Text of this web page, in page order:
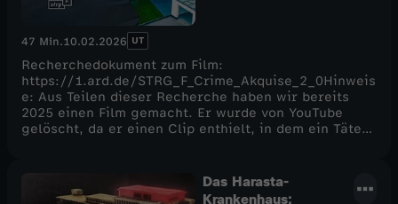
47 Min.10.02.2026 UT
Recherchedokument zum Film:
https://1.ard.de/STRG_F_Crime_Akquise_2_0Hinweis
e: Aus Teilen dieser Recherche haben wir bereits
2025 einen Film gemacht. Er wurde von YouTube
gelöscht, da er einen Clip enthielt, in dem ein Täter
YouTube nicht die Möglichkeit gegeben worden, ihn
nachträglich aus dem Film zu entfernen, daher bleibt
Das Harasta-
Krankenhaus: